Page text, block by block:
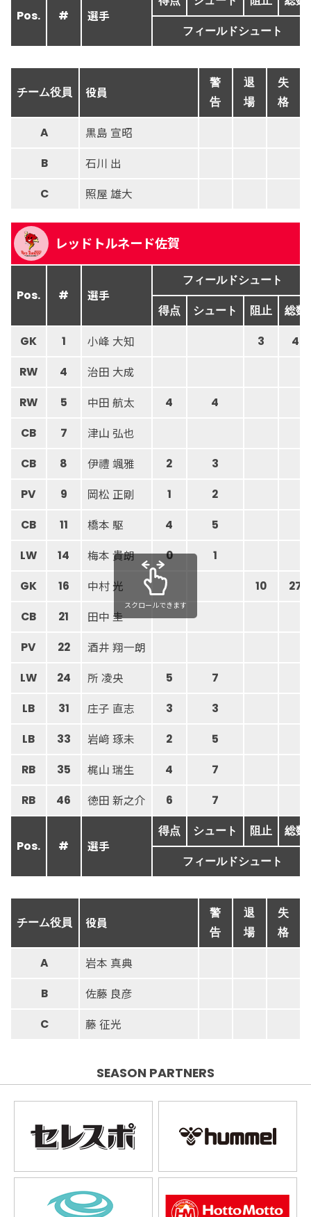
Pos. # 選手
フィールドシュート
チーム役員 役員
警
告
退
場
失
格
A 黒島 宣昭
B 石川 出
C 照屋 雄大
レッドトルネード佐賀
Pos. # 選手
フィールドシュート
得点 シュート 阻止 総数
GK 1 小峰 大知 3 4
RW 4 治田 大成
RW 5 中田 航太 4 4
CB 7 津山 弘也
CB 8 伊禮 颯雅 2 3
PV 9 岡松 正剛 1 2
CB 11 橋本 駆 4 5
LW 14 梅本 貴朗 0 1
GK 16 中村 光 10 27
CB 21 田中 圭
PV 22 酒井 翔一朗
LW 24 所 凌央 5 7
LB 31 庄子 直志 3 3
LB 33 岩﨑 琢未 2 5
RB 35 梶山 瑞生 4 7
RB 46 徳田 新之介 6 7
Pos. # 選手
得点 シュート 阻止 総数
フィールドシュート
スクロールできます
チーム役員 役員
警
告
退
場
失
格
A 岩本 真典
B 佐藤 良彦
C 藤 征光
SEASON PARTNERS